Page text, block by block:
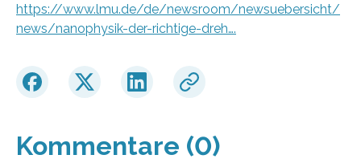
https://www.lmu.de/de/newsroom/newsuebersicht/
news/nanophysik-der-richtige-dreh….
Kommentare (0)